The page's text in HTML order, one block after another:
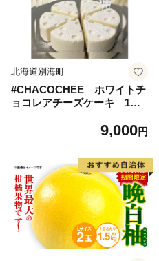
北海道別海町
#CHACOCHEE ホワイトチ
ョコレアチーズケーキ 1ホ
海町,チーズ,ちーず,チーズケ
9,000円